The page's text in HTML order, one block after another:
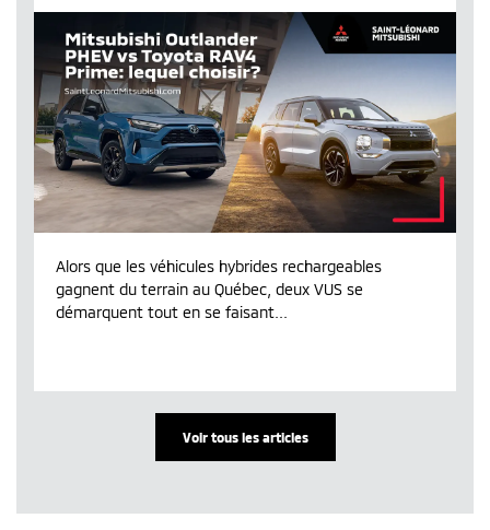
Alors que les véhicules hybrides rechargeables
gagnent du terrain au Québec, deux VUS se
démarquent tout en se faisant...
Voir tous les articles